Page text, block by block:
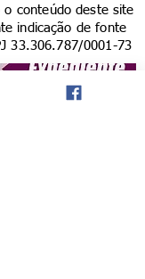
o conteúdo deste site
indicação de fonte
33.306.787/0001-73